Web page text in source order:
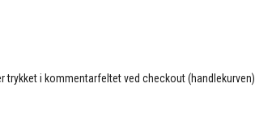
trykket i kommentarfeltet ved checkout (handlekurven)